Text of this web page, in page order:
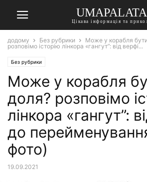
UMAPALATA
Цікава інформація та
додому Без рубрики
Може у корабля
розповімо історію лінкора «гангут”: від верфі...
Без рубрики
Може у корабля
доля? розповімо
лінкора «гангут”:
до
фото)
19.09.2021